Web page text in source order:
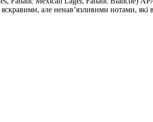
але ненав’язливими нотами,